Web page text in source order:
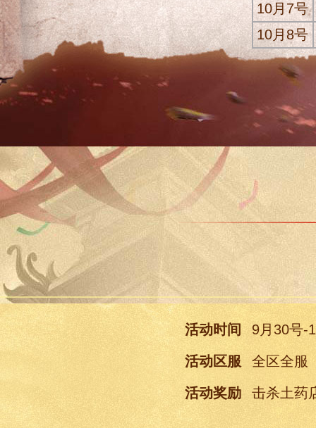
10月7号
10月8号
活动时间 9月30号-
活动区服 全区全服
活动奖励 击杀土药